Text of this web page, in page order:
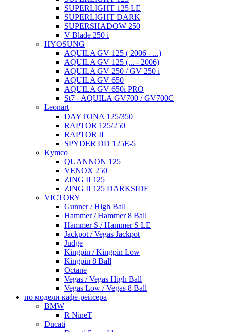
SUPERLIGHT 125 LE
SUPERLIGHT DARK
SUPERSHADOW 250
V Blade 250 i
HYOSUNG
AQUILA GV 125 ( 2006 - ...)
AQUILA GV 125 (... - 2006)
AQUILA GV 250 / GV 250 i
AQUILA GV 650
AQUILA GV 650i PRO
St7 - AQUILA GV700 / GV700C
Leonart
DAYTONA 125/350
RAPTOR 125/250
RAPTOR II
SPYDER DD 125E-5
Kymco
QUANNON 125
VENOX 250
ZING II 125
ZING II 125 DARKSIDE
VICTORY
Gunner / High Ball
Hammer / Hammer 8 Ball
Hammer S / Hammer S LE
Jackpot / Vegas Jackpot
Judge
Kingpin / Kingpin Low
Kingpin 8 Ball
Octane
Vegas / Vegas High Ball
Vegas Low / Vegas 8 Ball
по модели кафе-рейсера
BMW
R NineT
Ducati